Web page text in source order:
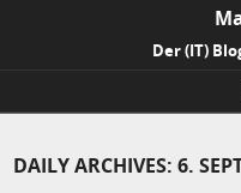
Der (IT)
DAILY ARCHIVES:6.